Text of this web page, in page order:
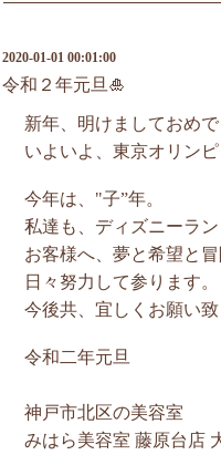
2020-01-01 00:01:00
令和２年元旦🎍
新年、明けましておめで
いよいよ、東京オリン
今年は、"子”年。
私達も、ディズニーラン
お客様へ、夢と希望と
日々努力して参ります。
今後共、宜しくお願い致
令和二年元旦
神戸市北区の美容室
みはら美容室 藤原台店